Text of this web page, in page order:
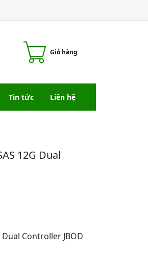
Giỏ hàng
Tin tức Liên hệ
12G Dual
Dual Controller JBOD